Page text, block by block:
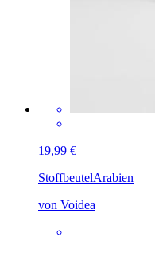
19,99 €
StoffbeutelArabien
von Voidea